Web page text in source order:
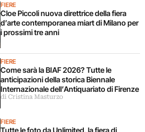
FIERE
Cloe Piccoli nuova direttrice della fiera
d’arte contemporanea miart di Milano per
i prossimi tre anni
FIERE
Come sarà la BIAF 2026? Tutte le
anticipazioni della storica Biennale
Internazionale dell’Antiquariato di Firenze
di Cristina Masturzo
FIERE
Tutte le foto da Unlimited, la fiera di